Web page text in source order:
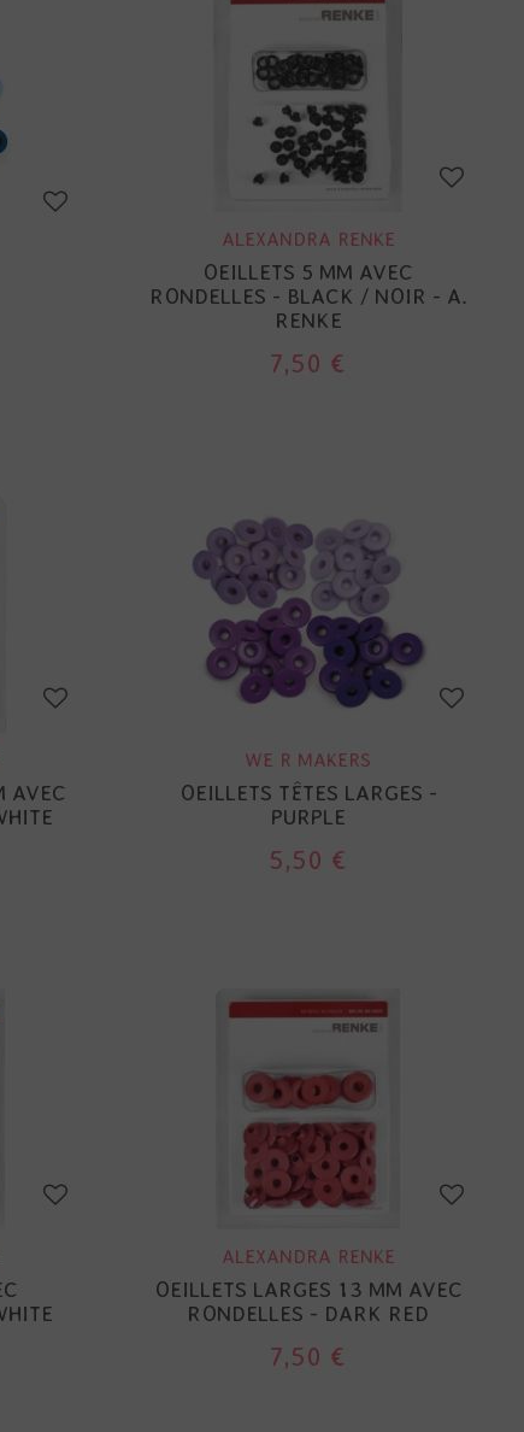
ALEXANDRA RENKE
OEILLETS 5 MM AVEC
RONDELLES - BLACK / NOIR - A.
RENKE
7,50 €
AVEC
WE R MAKERS
OEILLETS TÊTES LARGES -
PURPLE
5,50 €
ALEXANDRA RENKE
OEILLETS LARGES 13 MM AVEC
RONDELLES - DARK RED
7,50 €